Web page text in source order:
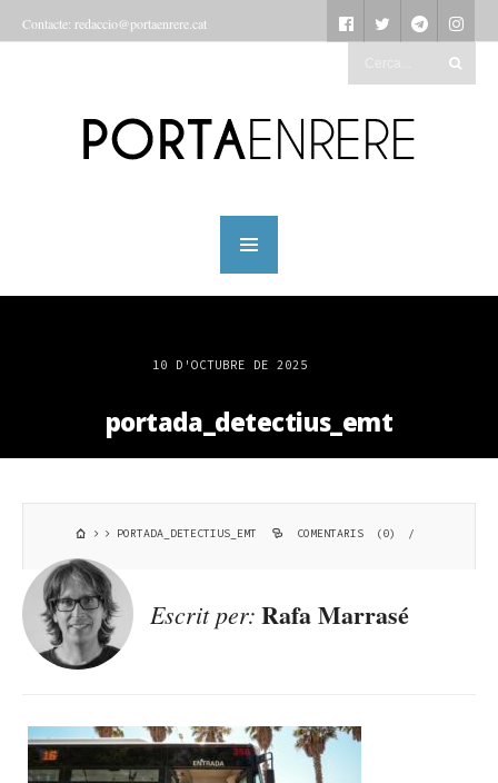
Contacte: redaccio@portaenrere.cat
10 D'OCTUBRE DE 2025
portada_detectius_emt
PORTADA_DETECTIUS_EMT COMENTARIS (0) /
Escrit per: Rafa Marrasé